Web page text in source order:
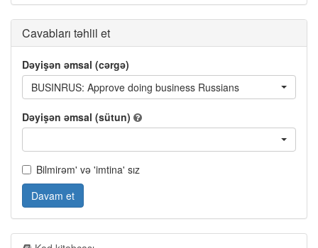
Cavabları təhlil et
Dəyişən əmsal (cərgə)
BUSINRUS: Approve doing business Russians
Dəyişən əmsal (sütun)
Bilmirəm' və 'imtina' sız
Davam et